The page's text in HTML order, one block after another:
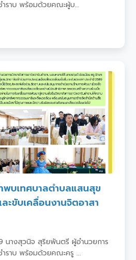
ำราบ พร้อมด้วยคณะผู้บ...
าพบเทศบาลตำบลแสนสุข
ะขับเคลื่อนงานจิตอาสา
างสุวนิจ สุริยพันตรี ผู้อำนวยการ
ำราบ พร้อมด้วยคณะครู ...